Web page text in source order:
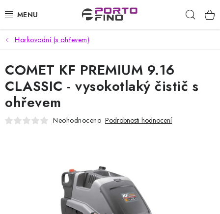
na
CHEMIE A PÉČE O VOZIDLA
PŘÍSLUŠENSTVÍ A ND K AUTOMYČKÁM
VYSOKOTLAKÉ A ČISTÍCÍ STROJE
VYSAVAČE, TEPOVAČE
DOMÁCNOST A ZAHRADA
CHEMIE - BEZKONTAKTNÍ MYČKY
Horkovodní (s ohřevem)
COMET KF PREMIUM 9.16
CLASSIC - vysokotlaký čistič s
ohřevem
Neohodnoceno Podrobnosti hodnocení